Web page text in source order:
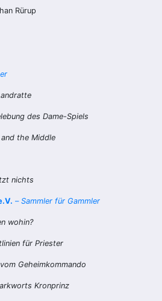
Rürup
des Dame-Spiels
the Middle
nichts
– Sammler für Gammler
wohin?
für Priester
Geheimkommando
Kronprinz